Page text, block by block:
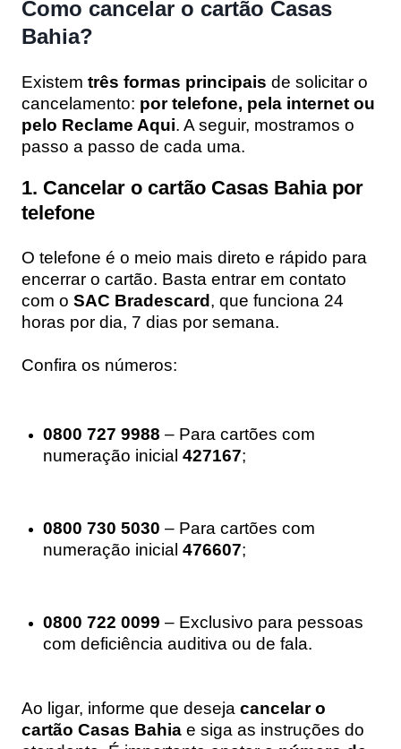
Como cancelar o cartão Casas
Bahia?
Existem três formas principais de solicitar o
cancelamento: por telefone, pela internet ou
pelo Reclame Aqui. A seguir, mostramos o
passo a passo de cada uma.
1. Cancelar o cartão Casas Bahia por
telefone
O telefone é o meio mais direto e rápido para
encerrar o cartão. Basta entrar em contato
com o SAC Bradescard, que funciona 24
horas por dia, 7 dias por semana.
Confira os números:
0800 727 9988 – Para cartões com
numeração inicial 427167;
0800 730 5030 – Para cartões com
numeração inicial 476607;
0800 722 0099 – Exclusivo para pessoas
com deficiência auditiva ou de fala.
Ao ligar, informe que deseja cancelar o
cartão Casas Bahia e siga as instruções do